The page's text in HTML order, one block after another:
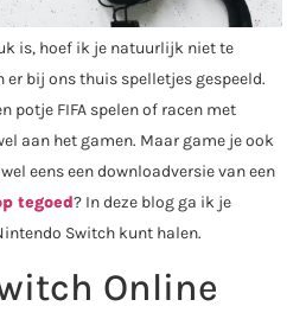
is, hoef ik je natuurlijk niet te
er bij ons thuis spelletjes gespeeld.
potje FIFA spelen of racen met
aan het gamen. Maar game je ook
eens een downloadversie van een
tegoed? In deze blog ga ik je
Switch kunt halen.
Online